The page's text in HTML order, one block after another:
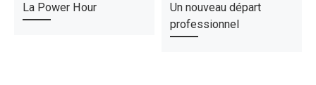
La Power Hour
Un nouveau départ
professionnel